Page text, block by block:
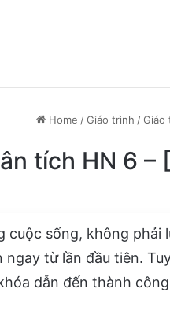
Home /Giáo trình /Giáo
tích HN 6
cuộc sống, không phải
ngay từ lần đầu tiên.
dẫn đến thành